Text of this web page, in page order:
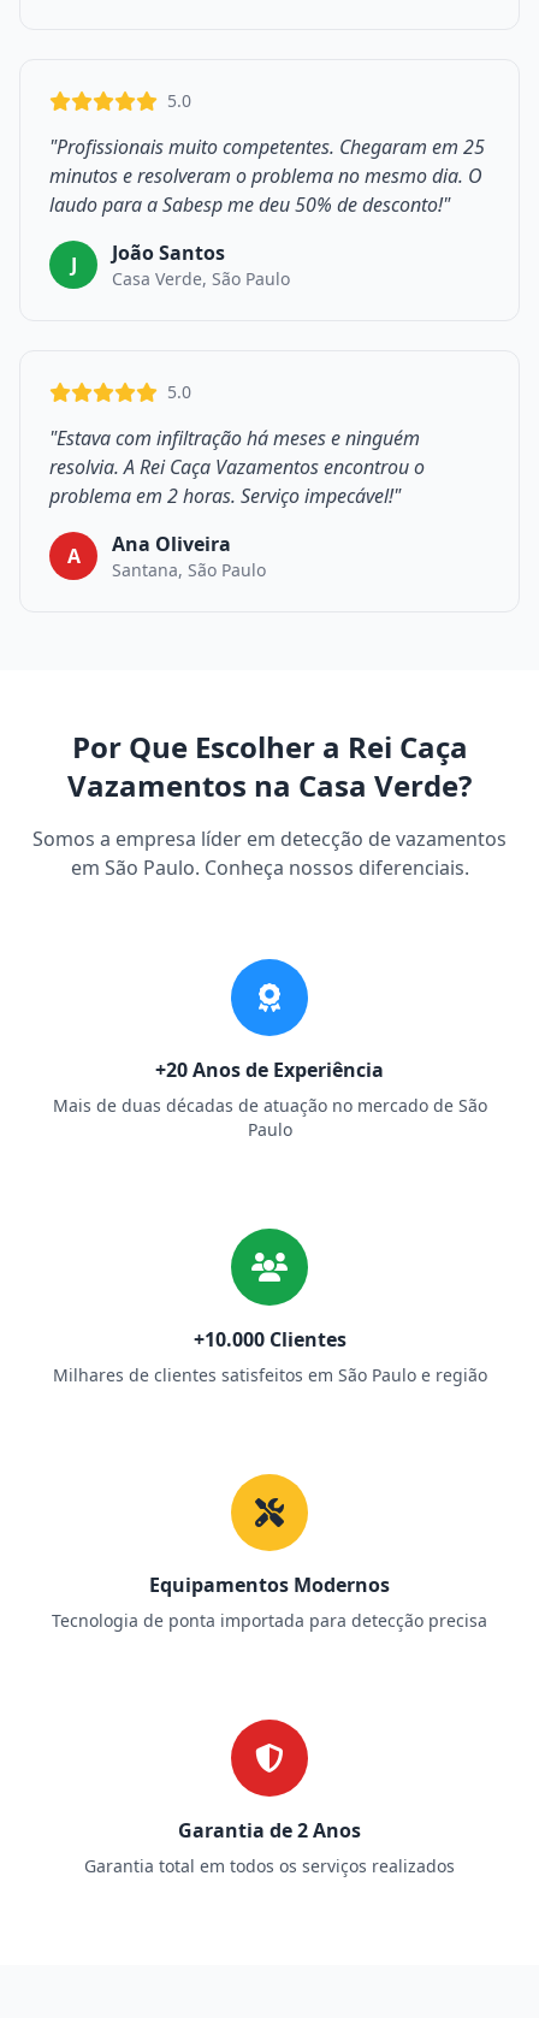
5.0
"Profissionais muito competentes. Chegaram em 25
minutos e resolveram o problema no mesmo dia. O
laudo para a Sabesp me deu 50% de desconto!"
J João Santos
Casa Verde, São Paulo
5.0
"Estava com infiltração há meses e ninguém
resolvia. A Rei Caça Vazamentos encontrou o
problema em 2 horas. Serviço impecável!"
A Ana Oliveira
Santana, São Paulo
Por Que Escolher a Rei Caça
Vazamentos na Casa Verde?
Somos a empresa líder em detecção de vazamentos
em São Paulo. Conheça nossos diferenciais.
+20 Anos de Experiência
Mais de duas décadas de atuação no mercado de São
Paulo
+10.000 Clientes
Milhares de clientes satisfeitos em São Paulo e região
Equipamentos Modernos
Tecnologia de ponta importada para detecção precisa
Garantia de 2 Anos
Garantia total em todos os serviços realizados